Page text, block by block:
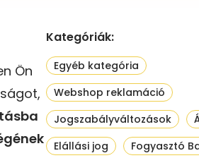
Ön
Kategóriák:
Egyéb kategória
Webshop reklamáció
Jogszabályváltozások
Elállási jog
Fogyasztó